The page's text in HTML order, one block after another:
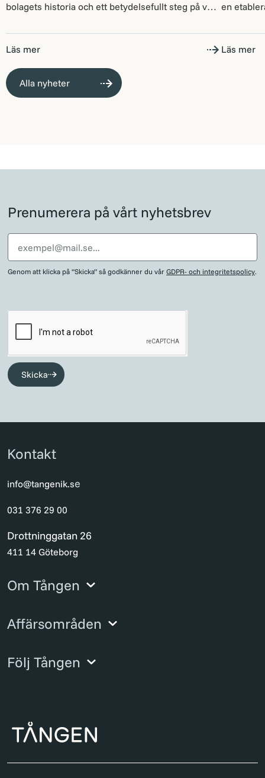
bolagets historia och ett betydelsefullt steg på vår
tydlig strategi: att förvärva, utveckla och långsiktigt
äga nischade företag i Norden. Noteringen stärker
och ger oss en […]
Läs mer
en
Tillträde
utvecklar
Läs mer
Alla nyheter
Genom att klicka på “Skicka” så godkänner du vår GDPR- och integritetspolicy.
Skicka
Prenumerera på vårt nyhetsbrev
Kontakt
info@tangenik.se
031 376 29 00
Drottninggatan 26
411 14 Göteborg
Om Tången
Affärsområden
Följ Tången